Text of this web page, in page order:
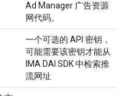
Ad Manager 广告资源
网代码。
一个可选的 API 密钥，
可能需要该密钥才能从
IMA DAI SDK 中检索推
流网址